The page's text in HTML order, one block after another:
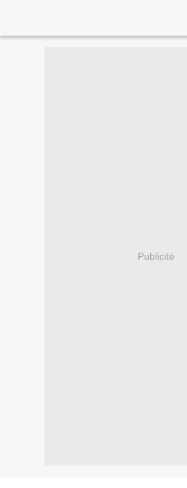
Publicité